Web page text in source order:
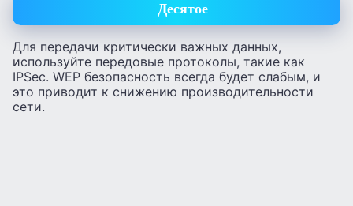
Десятое
Для передачи критически важных данных,
используйте передовые протоколы, такие как
IPSec. WEP безопасность всегда будет слабым, и
это приводит к снижению производительности
сети.